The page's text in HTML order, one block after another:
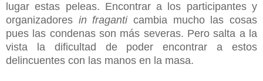
lugar estas peleas. Encontrar a los participantes y
organizadores in fraganticambia mucho las cosas
pues las condenas son más severas. Pero salta a la
vista la dificultad de poder encontrar a estos
delincuentes con las manos en la masa.